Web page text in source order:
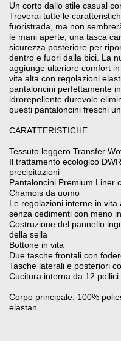
Un corto dallo stile casual
Troverai tutte le
fuoristrada, ma non
le mani aperte, una tasca
sicurezza posteriore per
dentro e fuori dalla bici. La
aggiunge ulteriore comfort
vita alta con regolazioni
pantaloncini perfettamente
idrorepellente durevole
questi pantaloncini freschi
CARATTERISTICHE
Tessuto leggero Transfer
Il trattamento ecologico
precipitazioni
Pantaloncini Premium Liner
Chamois da uomo
Le regolazioni interne in
senza cedimenti con meno
Costruzione del pannello
della sella
Bottone in vita
Due tasche frontali con
Tasche laterali e posteriori
Cucitura interna da 12 pollici
Corpo principale: 100%
elastan